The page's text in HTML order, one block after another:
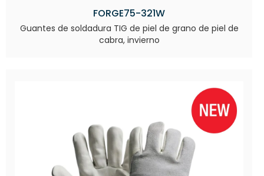
FORGE75-321W
Guantes de soldadura TIG de piel de grano de piel de
cabra, invierno